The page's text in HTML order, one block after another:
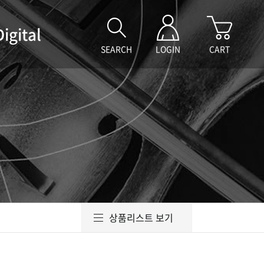
SEARCH LOGIN CART
상품리스트 보기